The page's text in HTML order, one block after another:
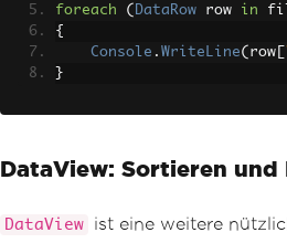
foreach ( DataRow row in
{
Console . WriteLine( row
}
DataView: Sortieren und
DataView ist eine weitere